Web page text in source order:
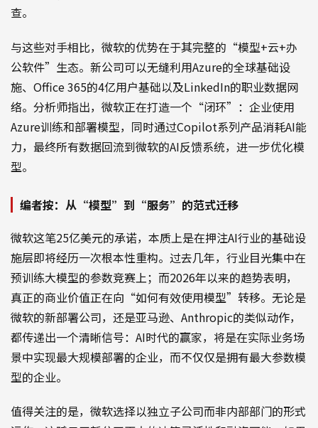
查。
与这些对手相比，微软的优势在于其完整的“模型+云+办
公软件”生态。新公司可以无缝利用Azure的全球基础设
施、Office 365的4亿用户基础以及LinkedIn的职业数据网
络。分析师指出，微软正在打造一个“闭环”：企业使用
Azure训练和部署模型，同时通过Copilot系列产品消耗AI能
力，最终所有数据回流到微软的AI反馈系统，进一步优化模
型。
编者按：从“模型”到“服务”的范式迁移
微软这笔25亿美元的承诺，本质上是在押注AI行业的基础设
施层即将经历一次根本性重构。过去几年，行业目光集中在
预训练大模型的参数竞赛上；而2026年以来的趋势表明，
真正的商业价值正在向“如何有效使用模型”转移。无论是
微软的新部署公司，还是亚马逊、Anthropic的类似动作，
都传递出一个清晰信号：AI时代的赢家，将是在实际业务场
景中实现最大规模部署的企业，而不仅仅是拥有最大参数模
型的企业。
值得关注的是，微软选择以独立子公司而非内部部门的形式